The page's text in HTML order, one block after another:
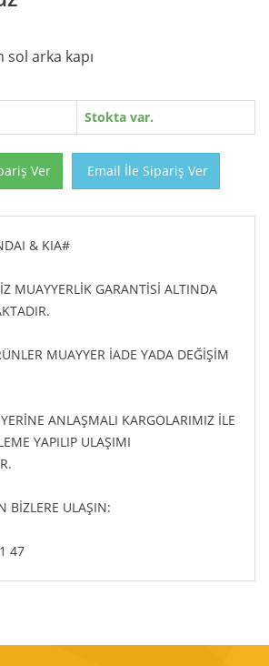
arka kapı
Stokta var.
Ver Email İle Sipariş Ver
& KIA#
MUAYYERLİK GARANTİSİ ALTINDA
MUAYYER İADE YADA DEĞİŞİM
ANLAŞMALI KARGOLARIMIZ İLE
YAPILIP ULAŞIMI
BİZLERE ULAŞIN:
47